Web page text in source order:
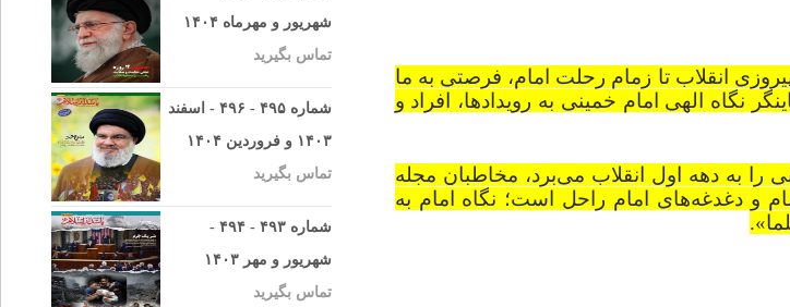
انقلاب تا زمام رحلت امام، فرصتی به ما
نگاه الهی امام خمینی به رویدادها، افراد و
به دهه اول انقلاب می‌برد، مخاطبان مجله
و دغدغه‌های امام راحل است؛ نگاه امام به
شهریور و مهرماه ۱۴۰۴
تماس بگیرید
شماره ۴۹۵ - ۴۹۶ - اسفند
۱۴۰۳ و فروردین ۱۴۰۴
تماس بگیرید
شماره ۴۹۳ - ۴۹۴ -
شهریور و مهر ۱۴۰۳
تماس بگیرید